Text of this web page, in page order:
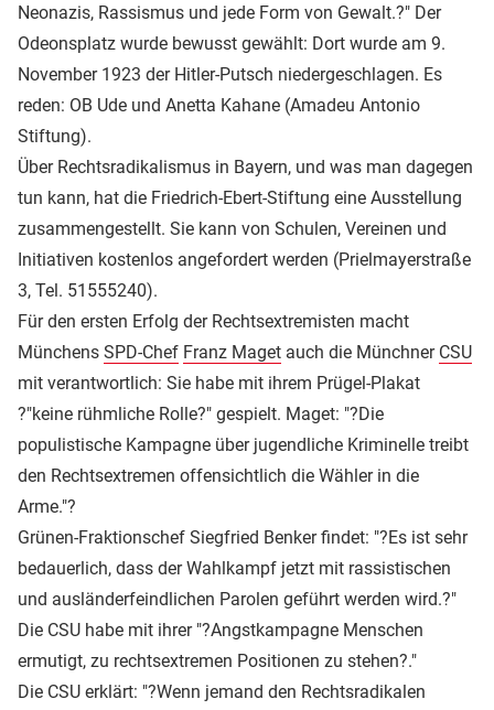
Neonazis, Rassismus und jede Form von Gewalt.?" Der
Odeonsplatz wurde bewusst gewählt: Dort wurde am 9.
November 1923 der Hitler-Putsch niedergeschlagen. Es
reden: OB Ude und Anetta Kahane (Amadeu Antonio
Stiftung).
Über Rechtsradikalismus in Bayern, und was man dagegen
tun kann, hat die Friedrich-Ebert-Stiftung eine Ausstellung
zusammengestellt. Sie kann von Schulen, Vereinen und
Initiativen kostenlos angefordert werden (Prielmayerstraße
3, Tel. 51555240).
Für den ersten Erfolg der Rechtsextremisten macht
Münchens SPD-Chef Franz Maget auch die Münchner CSU
mit verantwortlich: Sie habe mit ihrem Prügel-Plakat
?"keine rühmliche Rolle?" gespielt. Maget: "?Die
populistische Kampagne über jugendliche Kriminelle treibt
den Rechtsextremen offensichtlich die Wähler in die
Arme."?
Grünen-Fraktionschef Siegfried Benker findet: "?Es ist sehr
bedauerlich, dass der Wahlkampf jetzt mit rassistischen
und ausländerfeindlichen Parolen geführt werden wird.?"
Die CSU habe mit ihrer "?Angstkampagne Menschen
ermutigt, zu rechtsextremen Positionen zu stehen?."
Die CSU erklärt: "?Wenn jemand den Rechtsradikalen